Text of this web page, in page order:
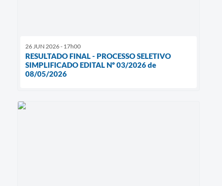
26 JUN 2026 - 17h00
RESULTADO FINAL - PROCESSO SELETIVO
SIMPLIFICADO EDITAL Nº 03/2026 de
08/05/2026